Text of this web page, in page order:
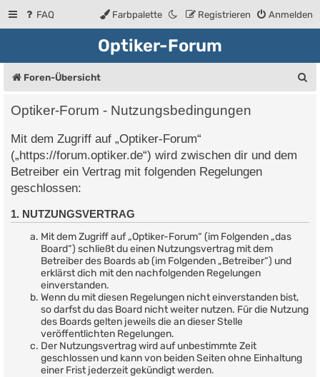
FAQ Anmelden
Registrieren
Farbpalette
Optiker-Forum
Foren-Übersicht
Optiker-Forum - Nutzungsbedingungen
Mit dem Zugriff auf „Optiker-Forum“
(„https://forum.optiker.de“) wird zwischen dir und dem
Betreiber ein Vertrag mit folgenden Regelungen
geschlossen:
1. NUTZUNGSVERTRAG
Mit dem Zugriff auf „Optiker-Forum“ (im Folgenden „das
Board“) schließt du einen Nutzungsvertrag mit dem
Betreiber des Boards ab (im Folgenden „Betreiber“) und
erklärst dich mit den nachfolgenden Regelungen
einverstanden.
Wenn du mit diesen Regelungen nicht einverstanden bist,
so darfst du das Board nicht weiter nutzen. Für die Nutzung
des Boards gelten jeweils die an dieser Stelle
veröffentlichten Regelungen.
Der Nutzungsvertrag wird auf unbestimmte Zeit
geschlossen und kann von beiden Seiten ohne Einhaltung
einer Frist jederzeit gekündigt werden.